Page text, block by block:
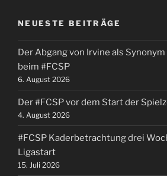
NEUESTE BEITRÄGE
Der Abgang von Irvine als
beim #FCSP
6. August 2026
Der #FCSP vor dem Start der
4. August 2026
#FCSP Kaderbetrachtung drei
Ligastart
15. Juli 2026